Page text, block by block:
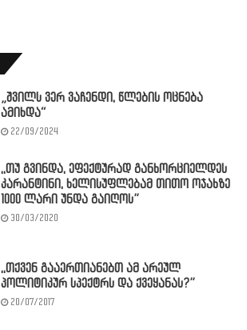
„შვილს ვერ ვაჩენდი, წლების ოცნება
ამიხდა“
22/09/2024
,,თუ გვინდა, ეფექტურად განხორციელდეს
კარანტინი, ხელისუფლებამ თითო ოჯახზე
1000 ლარი უნდა გაიღოს”
30/03/2020
,,თქვენ გააერთიანებთ ამ არეულ
პოლიტიკურ სპექტრს და ქვეყანას?”
20/07/2017